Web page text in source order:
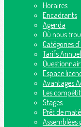
Horaires
Encadrants
Agenda
Où nous
Catégories
Tarifs
Espace
Avantages
Les
Stages
Prêt de
Assemblées